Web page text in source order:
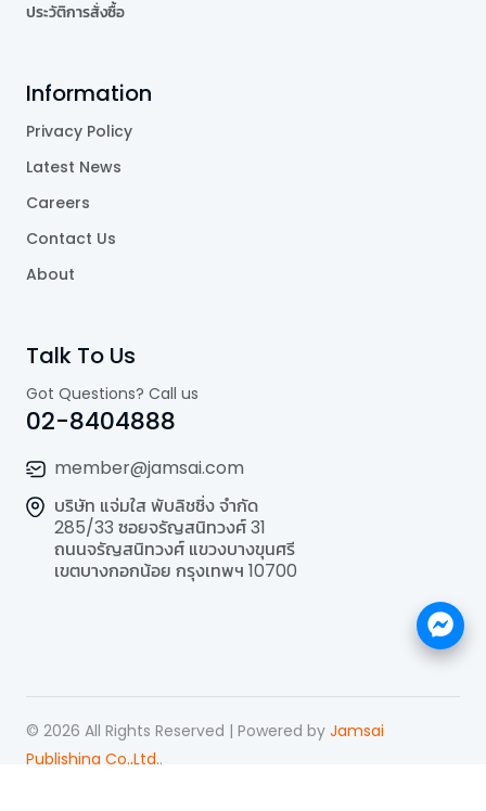
ประวัติการสั่งซื้อ
Information
Privacy Policy
Latest News
Careers
Contact Us
About
Talk To Us
Got Questions? Call us
02-8404888
member@jamsai.com
บริษัท แจ่มใส พับลิชชิ่ง จำกัด
285/33 ซอยจรัญสนิทวงศ์ 31
ถนนจรัญสนิทวงศ์ แขวงบางขุนศรี
เขตบางกอกน้อย กรุงเทพฯ 10700
© 2026 All Rights Reserved | Powered by Jamsai
Publishing Co.,Ltd..